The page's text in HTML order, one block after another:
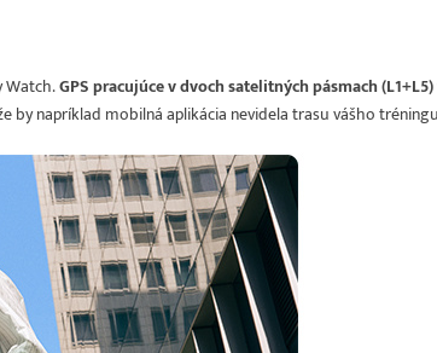
Watch.GPS pracujúce v dvoch satelitných pásmach (L1+L5)
by napríklad mobilná aplikácia nevidela trasu vášho